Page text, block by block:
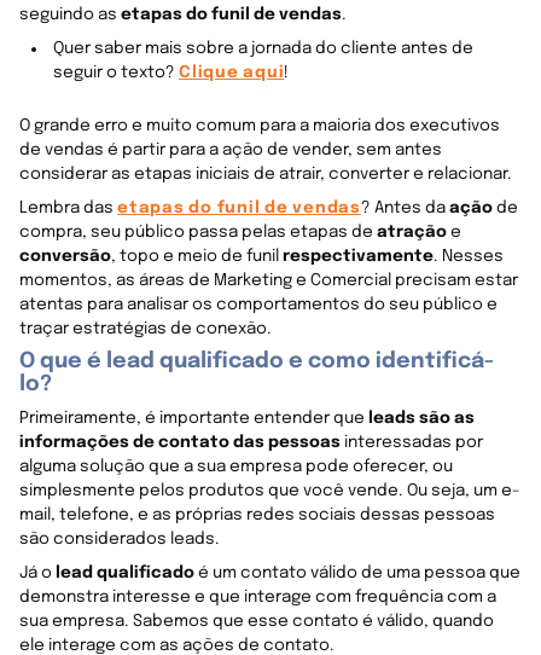
seguindo as etapas do funil de vendas.
Quer saber mais sobre a jornada do cliente antes de
seguir o texto? Clique aqui!
O grande erro e muito comum para a maioria dos executivos
de vendas é partir para a ação de vender, sem antes
considerar as etapas iniciais de atrair, converter e relacionar.
Lembra das etapas do funil de vendas? Antes da açãode
compra, seu público passa pelas etapas de atração e
conversão, topo e meio de funil respectivamente. Nesses
momentos, as áreas de Marketing e Comercial precisam estar
atentas para analisar os comportamentos do seu público e
traçar estratégias de conexão.
O que é lead qualificado e como identificá-
lo?
Primeiramente, é importante entender que leads são as
informações de contato das pessoas interessadas por
alguma solução que a sua empresa pode oferecer, ou
simplesmente pelos produtos que você vende. Ou seja, um e-
mail, telefone, e as próprias redes sociais dessas pessoas
são considerados leads.
Já o lead qualificado é um contato válido de uma pessoa que
demonstra interesse e que interage com frequência com a
sua empresa. Sabemos que esse contato é válido, quando
ele interage com as ações de contato.